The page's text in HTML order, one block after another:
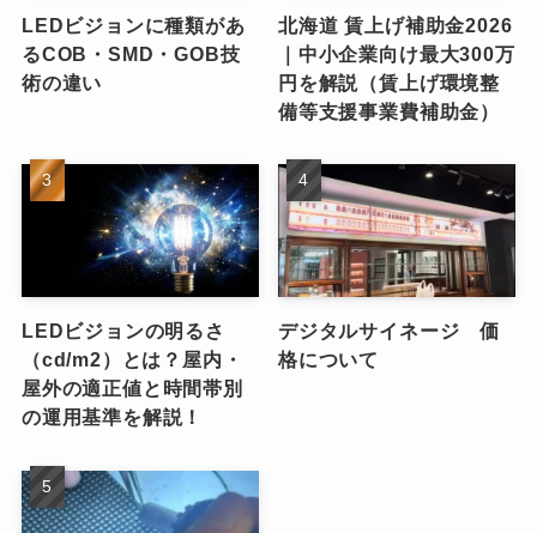
LEDビジョンに種類があ
るCOB・SMD・GOB技
術の違い
北海道 賃上げ補助金2026
｜中小企業向け最大300万
円を解説（賃上げ環境整
備等支援事業費補助金）
LEDビジョンの明るさ
（cd/m2）とは？屋内・
屋外の適正値と時間帯別
の運用基準を解説！
デジタルサイネージ 価
格について